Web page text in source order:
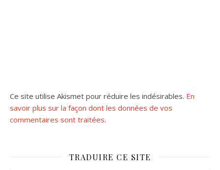
Ce site utilise Akismet pour réduire les indésirables. En
savoir plus sur la façon dont les données de vos
commentaires sont traitées.
TRADUIRE CE SITE